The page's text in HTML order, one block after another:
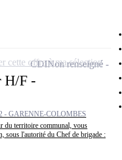
H/F -
- GARENNE-COLOMBES
territoire communal, vous
sous l'autorité du Chef de brigade :
CDINon renseigné
cette offre à ma sélection